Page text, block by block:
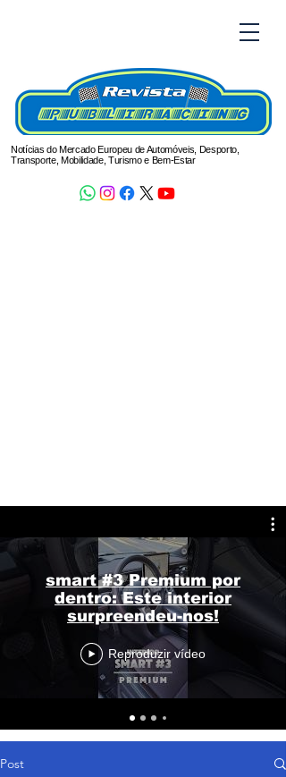
Notícias do Mercado Europeu de Automóveis, Desporto,
Transporte, Mobilidade, Turismo e Bem-Estar
smart #3 Premium por
dentro: Este interior
surpreendeu-nos!
Reproduzir vídeo
Post